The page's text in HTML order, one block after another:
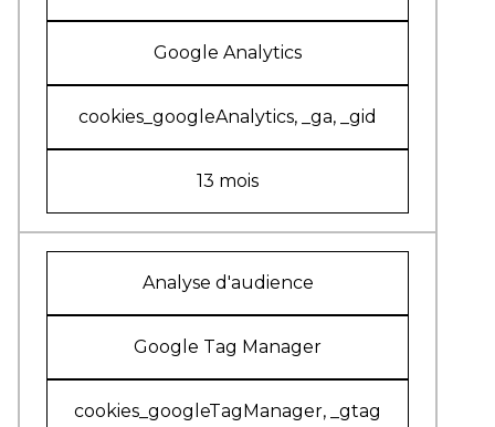
Google Analytics
cookies_googleAnalytics, _ga, _gid
13 mois
Analyse d'audience
Google Tag Manager
cookies_googleTagManager, _gtag